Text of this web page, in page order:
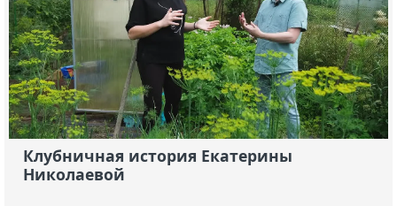
Клубничная история Екатерины
Николаевой